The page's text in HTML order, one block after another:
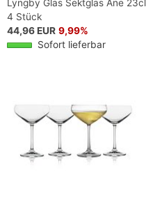
Lyngby Glas Sektglas Ane 23cl
4 Stück
44,96 EUR 9,99%
Sofort lieferbar